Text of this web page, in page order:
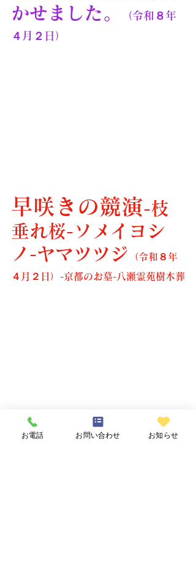
かせました。
（令和８年
４月２日）
早咲きの競演-枝
垂れ桜-ソメイヨシ
ノ-ヤマツツジ
（令和８年
４月２日）-京都のお墓-八瀬霊苑樹木葬
建墓-メンテナンス
お電話 お問い合わせ お知らせ